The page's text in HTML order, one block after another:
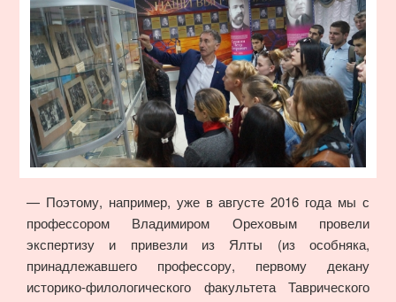
— Поэтому, например, уже в августе 2016 года мы с
профессором Владимиром Ореховым провели
экспертизу и привезли из Ялты (из особняка,
принадлежавшего профессору, первому декану
историко-филологического факультета Таврического